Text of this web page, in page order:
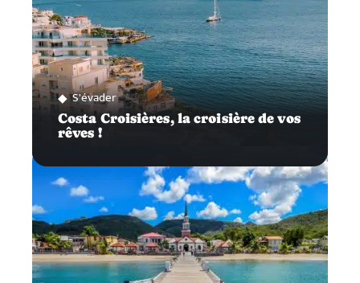
S'évader
Costa Croisières, la croisière de vos
rêves !